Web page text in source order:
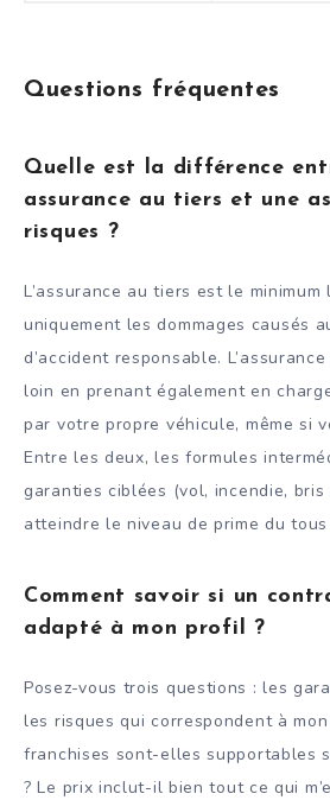
Questions fréquentes
Quelle est la différence
assurance au tiers et une
risques ?
L’assurance au tiers est le
uniquement les dommages causés
d’accident responsable.
loin en prenant également en
par votre propre véhicule, même si
Entre les deux, les formules
garanties ciblées (vol, incendie, bris
atteindre le niveau de prime du
Comment savoir si un
adapté à mon profil ?
Posez-vous trois questions : les
les risques qui correspondent à
franchises sont-elles supportables
? Le prix inclut-il bien tout ce qui